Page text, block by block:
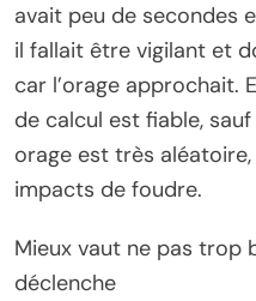
avait peu de secondes
il fallait être vigilant et
car l’orage approchait.
de calcul est fiable,
orage est très
impacts de foudre.
Mieux vaut ne pas trop
déclenche